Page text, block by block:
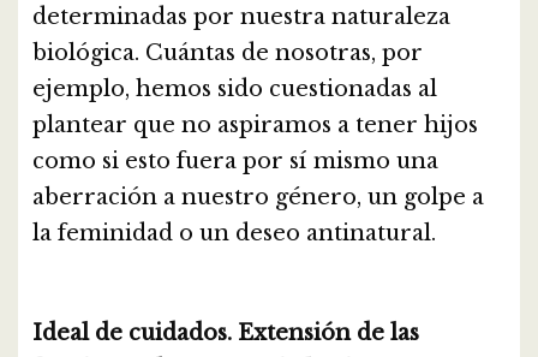
determinadas por nuestra naturaleza
biológica. Cuántas de nosotras, por
ejemplo, hemos sido cuestionadas al
plantear que no aspiramos a tener hijos
como si esto fuera por sí mismo una
aberración a nuestro género, un golpe a
la feminidad o un deseo antinatural.
Ideal de cuidados. Extensión de las